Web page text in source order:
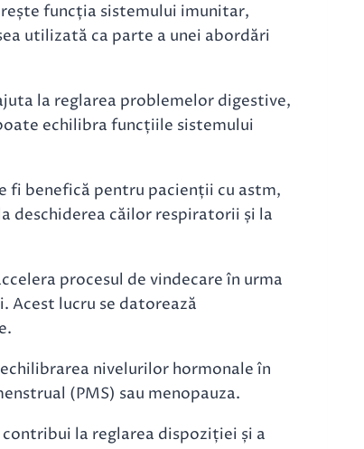
funcția sistemului imunitar,
utilizată ca parte a unei abordări
la reglarea problemelor digestive,
echilibra funcțiile sistemului
fi benefică pentru pacienții cu astm,
deschiderea căilor respiratorii și la
procesul de vindecare în urma
lucru se datorează
nivelurilor hormonale în
(PMS) sau menopauza.
la reglarea dispoziției și a